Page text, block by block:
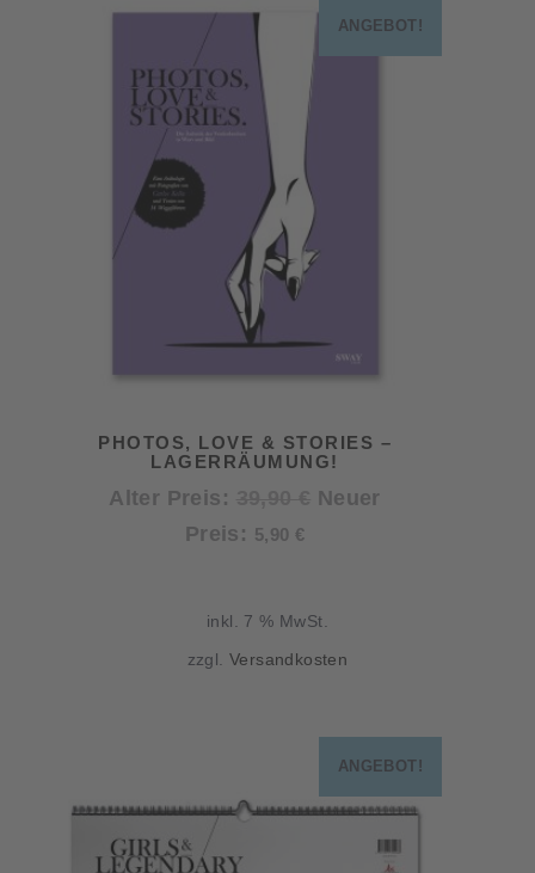
ANGEBOT!
PHOTOS, LOVE & STORIES –
LAGERRÄUMUNG!
Alter Preis:
Ursprünglicher
Neuer
Preis: 5,90 €Aktueller
inkl. 7 % MwSt.
zzgl.Versandkosten
ANGEBOT!